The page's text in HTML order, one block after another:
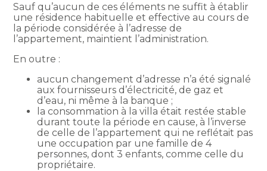
Sauf qu’aucun de ces éléments ne suffit à établir
une résidence habituelle et effective au cours de
la période considérée à l’adresse de
l’appartement, maintient l’administration.
En outre :
aucun changement d’adresse n’a été signalé
aux fournisseurs d’électricité, de gaz et
d’eau, ni même à la banque ;
la consommation à la villa était restée stable
durant toute la période en cause, à l’inverse
de celle de l’appartement qui ne reflétait pas
une occupation par une famille de 4
personnes, dont 3 enfants, comme celle du
propriétaire.